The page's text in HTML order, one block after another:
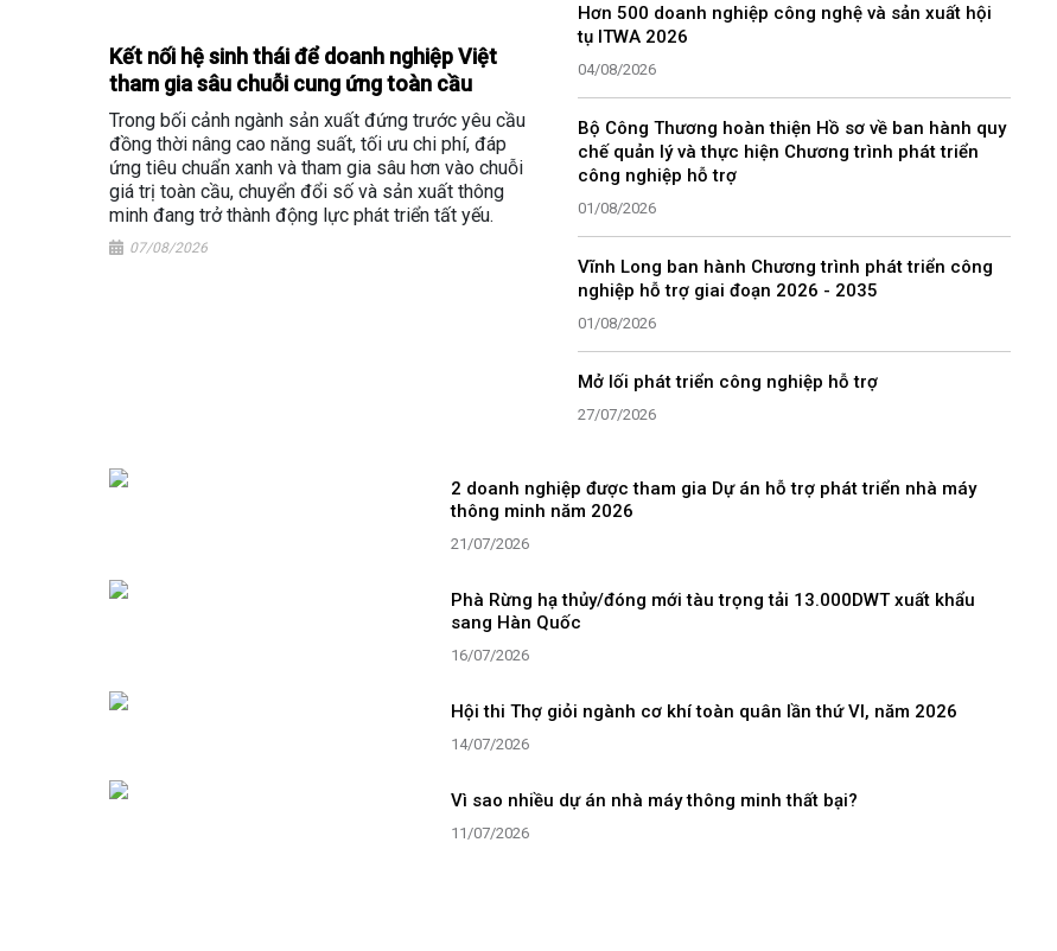
Kết nối hệ sinh thái để doanh nghiệp Việt
tham gia sâu chuỗi cung ứng toàn cầu
Trong bối cảnh ngành sản xuất đứng trước yêu cầu
đồng thời nâng cao năng suất, tối ưu chi phí, đáp
ứng tiêu chuẩn xanh và tham gia sâu hơn vào chuỗi
giá trị toàn cầu, chuyển đổi số và sản xuất thông
minh đang trở thành động lực phát triển tất yếu.
07/08/2026
Hơn 500 doanh nghiệp công nghệ và sản xuất hội
tụ ITWA 2026
04/08/2026
Bộ Công Thương hoàn thiện Hồ sơ về ban hành quy
chế quản lý và thực hiện Chương trình phát triển
công nghiệp hỗ trợ
01/08/2026
Vĩnh Long ban hành Chương trình phát triển công
nghiệp hỗ trợ giai đoạn 2026 - 2035
01/08/2026
Mở lối phát triển công nghiệp hỗ trợ
27/07/2026
2 doanh nghiệp được tham gia Dự án hỗ trợ phát triển nhà máy
thông minh năm 2026
21/07/2026
Phà Rừng hạ thủy/đóng mới tàu trọng tải 13.000DWT xuất khẩu
sang Hàn Quốc
16/07/2026
Hội thi Thợ giỏi ngành cơ khí toàn quân lần thứ VI, năm 2026
14/07/2026
Vì sao nhiều dự án nhà máy thông minh thất bại?
11/07/2026